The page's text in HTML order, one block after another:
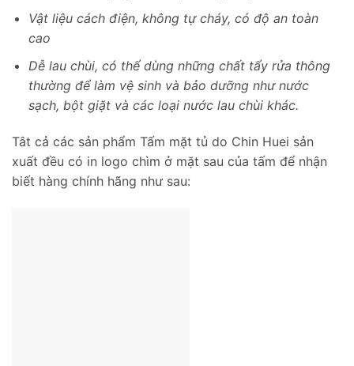
Vật liệu cách điện, không tự cháy, có độ an toàn
cao
Dễ lau chùi, có thể dùng những chất tẩy rửa thông
thường để làm vệ sinh và bảo dưỡng như nước
sạch, bột giặt và các loại nước lau chùi khác.
Tât cả các sản phẩm Tấm mặt tủ do Chin Huei sản
xuất đều có in logo chìm ở mặt sau của tấm để nhận
biết hàng chính hãng như sau: